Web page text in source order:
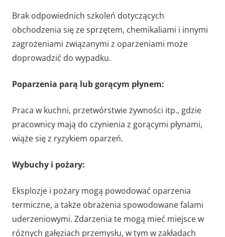
Brak odpowiednich szkoleń dotyczących
obchodzenia się ze sprzętem, chemikaliami i innymi
zagrożeniami związanymi z oparzeniami może
doprowadzić do wypadku.
Poparzenia parą lub gorącym płynem:
Praca w kuchni, przetwórstwie żywności itp., gdzie
pracownicy mają do czynienia z gorącymi płynami,
wiąże się z ryzykiem oparzeń.
Wybuchy i pożary:
Eksplozje i pożary mogą powodować oparzenia
termiczne, a także obrażenia spowodowane falami
uderzeniowymi. Zdarzenia te mogą mieć miejsce w
różnych gałęziach przemysłu, w tym w zakładach